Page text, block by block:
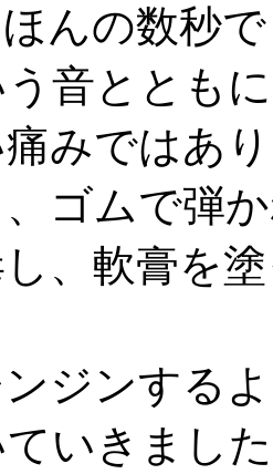
んの数秒
音ととも
みではあ
ゴムで弾
、軟膏を
ジンする
いきまし